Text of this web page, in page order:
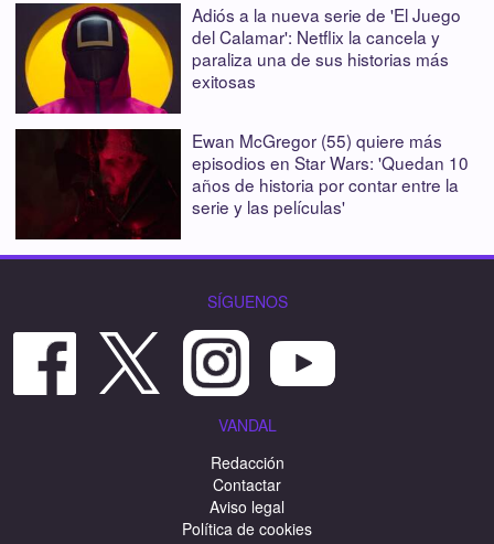
Adiós a la nueva serie de 'El Juego
del Calamar': Netflix la cancela y
paraliza una de sus historias más
exitosas
Ewan McGregor (55) quiere más
episodios en Star Wars: 'Quedan 10
años de historia por contar entre la
serie y las películas'
SÍGUENOS
VANDAL
Redacción
Contactar
Aviso legal
Política de cookies